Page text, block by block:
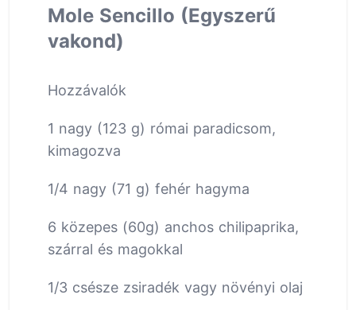
Mole Sencillo (Egyszerű
vakond)
Hozzávalók
1 nagy (123 g) római paradicsom,
kimagozva
1/4 nagy (71 g) fehér hagyma
6 közepes (60g) anchos chilipaprika,
szárral és magokkal
1/3 csésze zsiradék vagy növényi olaj